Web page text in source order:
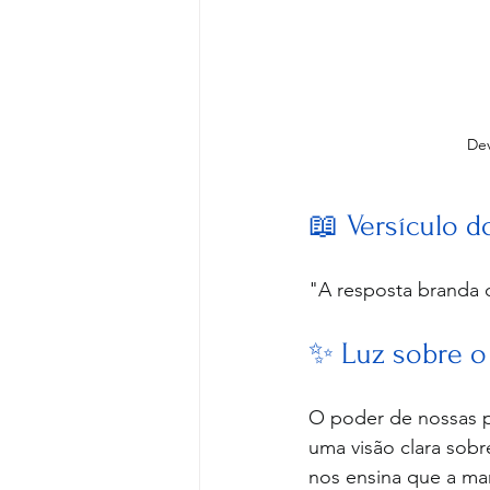
📖 Versículo
"A resposta branda
✨ Luz sobre
O poder de nossas
uma visão clara
nos ensina que a